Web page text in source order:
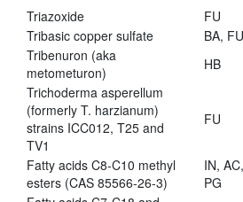
Triazoxide
FU
Tribasic copper sulfate
BA, FU
Tribenuron (aka
metometuron)
HB
Trichoderma asperellum
(formerly T. harzianum)
strains ICC012, T25 and
TV1
FU
Fatty acids C8-C10 methyl
esters (CAS 85566-26-3)
IN,
PG